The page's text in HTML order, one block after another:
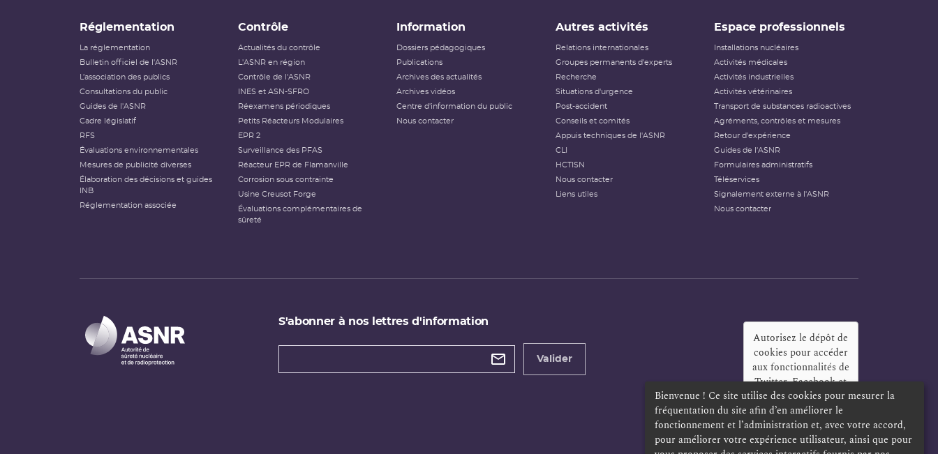
Réglementation
La réglementation
Bulletin officiel de l'ASNR
L’association des publics
Consultations du public
Guides de l'ASNR
Cadre législatif
RFS
Évaluations environnementales
Mesures de publicité diverses
Élaboration des décisions et guides
INB
Réglementation associée
Contrôle
Actualités du contrôle
L'ASNR en région
Contrôle de l'ASNR
INES et ASN-SFRO
Réexamens périodiques
Petits Réacteurs Modulaires
EPR 2
Surveillance des PFAS
Réacteur EPR de Flamanville
Corrosion sous contrainte
Usine Creusot Forge
Évaluations complémentaires de
sûreté
Information
Dossiers pédagogiques
Publications
Archives des actualités
Archives vidéos
Centre d'information du public
Nous contacter
Autres activités
Relations internationales
Groupes permanents d'experts
Recherche
Situations d'urgence
Post-accident
Conseils et comités
Appuis techniques de l'ASNR
CLI
HCTISN
Nous contacter
Liens utiles
Espace professionnels
Installations nucléaires
Activités médicales
Activités industrielles
Activités vétérinaires
Transport de substances radioactives
Agréments, contrôles et mesures
Retour d'expérience
Guides de l'ASNR
Formulaires administratifs
Téléservices
Signalement externe à l'ASNR
Nous contacter
S'abonner à nos lettres d'information
Types de
Valider
Autorisez le dépôt de
cookies pour accéder
aux fonctionnalités de
Twitter, Facebook et
LinkedIn?
Oui
Toujours
Bienvenue ! Ce site utilise des cookies pour mesurer la
fréquentation du site afin d’en améliorer le
fonctionnement et l’administration et, avec votre accord,
pour améliorer votre expérience utilisateur, ainsi que pour